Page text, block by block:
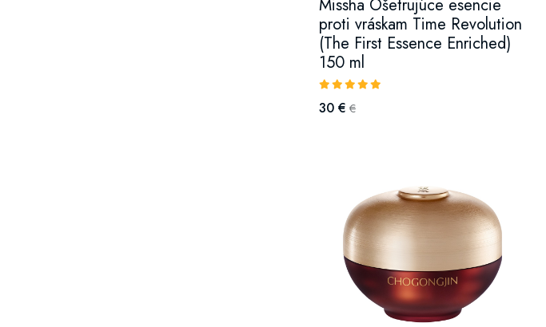
Missha Ošetrujúce esencie
proti vráskam Time Revolution
(The First Essence Enriched)
150 ml
30 € €